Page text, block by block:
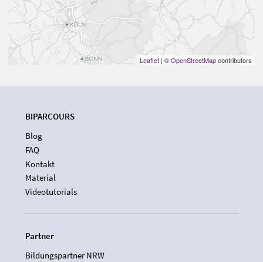
Leaflet | ©OpenStreetMapcontributors
BIPARCOURS
Blog
FAQ
Kontakt
Material
Videotutorials
Partner
Bildungspartner NRW